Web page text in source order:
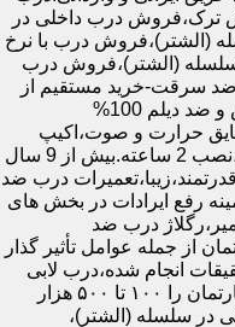
درب داخلی در
(الشتر)،فروش درب با نرخ
(الشتر)،فروش درب
ضد سرقت-خرید مستقیم از
کارخانه قفل گاوصندوقی کاله،ضد برش و ضد دیلم 100%
حرارت و صوت،اکیپ
نصاب حرفه ای با گارانتی نصب 2 ساله،نصب 2 ساعته.بیش از 9 سال
درب ضد
رفع ایرادات در بخش های
درب ضد
از جمله عوامل تأثیر گذار
انجام شده،درب لابی
لوکس می‌تواند ارزش هر متر مربع از آپارتمان را ۱۰۰ تا ۵۰۰ هزار
در سلسله (الشتر)،